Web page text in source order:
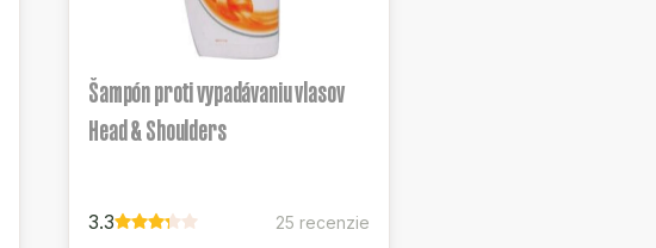
Šampón proti vypadávaniu vlasov
Head & Shoulders
3.3 25 recenzie